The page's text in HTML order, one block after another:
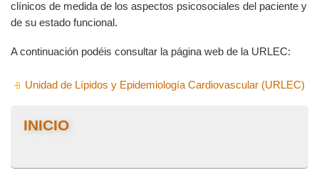
clínicos de medida de los aspectos psicosociales del paciente y
de su estado funcional.
A continuación podéis consultar la página web de la URLEC:
Unidad de Lípidos y Epidemiología Cardiovascular (URLEC)
INICIO